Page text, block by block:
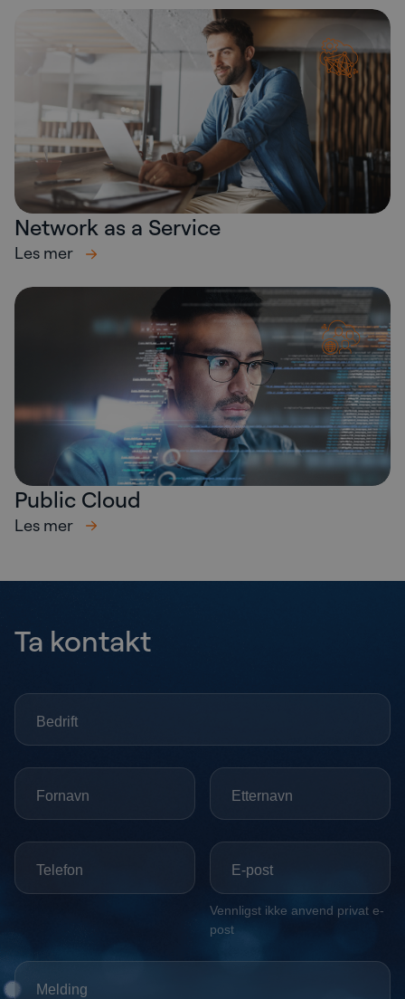
Network as a Service
Les mer
Public Cloud
Les mer
Ta kontakt